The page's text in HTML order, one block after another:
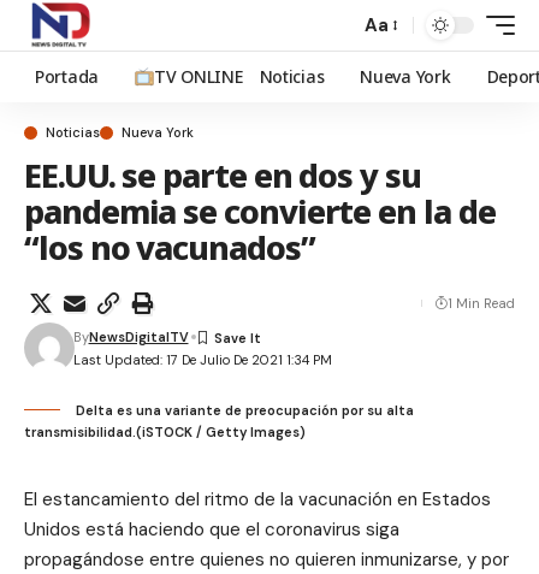
Aa
Portada TV ONLINE Noticias Nueva York
Noticias Nueva York
EE.UU. se parte en dos y su
pandemia se convierte en la de
“los no vacunados”
Last Updated: 17 De Julio De 2021 1:34 PM
ByNewsDigitalTV
1 Min Read
Delta es una variante de preocupación por su alta
transmisibilidad.(iSTOCK / Getty Images)
El estancamiento del ritmo de la vacunación en Estados
Unidos está haciendo que el coronavirus siga
propagándose entre quienes no quieren inmunizarse, y por